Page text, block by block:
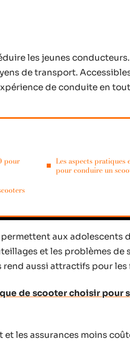
les jeunes
de transport.
de conduite en
pour
Les aspects
pour conduire un
aux adolescents
et les problèmes de
rend aussi attractifs pour les
de scooter choisir pour
les assurances moins